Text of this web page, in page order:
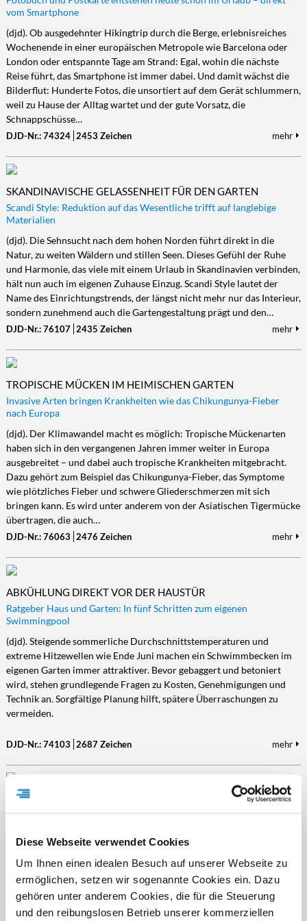
Diese Webseite verwendet Cookies
Um Ihnen einen idealen Besuch auf unserer Webseite zu
ermöglichen, setzen wir sogenannte Cookies ein. Dazu
gehören unter anderem Cookies, die für die Steuerung
und den reibungslosen Betrieb unserer kommerziellen
vom Smartphone
(djd). Ob ausgedehnter Hikingtrip durch die Berge, erlebnisreiches
Wochenende in einer europäischen Metropole wie Barcelona oder
London oder entspannte Tage am Strand: Egal, wohin die nächste
Reise führt, das Smartphone ist immer dabei. Und damit wächst die
Bilderflut: Hunderte Fotos, die unsortiert auf dem Gerät schlummern,
weil zu Hause der Alltag wartet und der gute Vorsatz, die
Schnappschüsse…
DJD-Nr.: 74324 2453 Zeichen mehr
SKANDINAVISCHE GELASSENHEIT FÜR DEN GARTEN
Scandi Style: Reduktion auf das Wesentliche trifft auf langlebige
Materialien
(djd). Die Sehnsucht nach dem hohen Norden führt direkt in die
Natur, zu weiten Wäldern und stillen Seen. Dieses Gefühl der Ruhe
und Harmonie, das viele mit einem Urlaub in Skandinavien verbinden,
hält nun auch im eigenen Zuhause Einzug. Scandi Style lautet der
Name des Einrichtungstrends, der längst nicht mehr nur das Interieur,
sondern zunehmend auch die Gartengestaltung prägt und den…
DJD-Nr.: 76107 2435 Zeichen mehr
TROPISCHE MÜCKEN IM HEIMISCHEN GARTEN
Invasive Arten bringen Krankheiten wie das Chikungunya-Fieber
nach Europa
(djd). Der Klimawandel macht es möglich: Tropische Mückenarten
haben sich in den vergangenen Jahren immer weiter in Europa
ausgebreitet – und dabei auch tropische Krankheiten mitgebracht.
Dazu gehört zum Beispiel das Chikungunya-Fieber, das Symptome
wie plötzliches Fieber und schwere Gliederschmerzen mit sich
bringen kann. Es wird unter anderem von der Asiatischen Tigermücke
übertragen, die auch…
DJD-Nr.: 76063 2476 Zeichen mehr
ABKÜHLUNG DIREKT VOR DER HAUSTÜR
Ratgeber Haus und Garten: In fünf Schritten zum eigenen
Swimmingpool
(djd). Steigende sommerliche Durchschnittstemperaturen und
extreme Hitzewellen wie Ende Juni machen ein Schwimmbecken im
eigenen Garten immer attraktiver. Bevor gebaggert und betoniert
wird, stehen grundlegende Fragen zu Kosten, Genehmigungen und
Technik an. Sorgfältige Planung hilft, spätere Überraschungen zu
vermeiden.
DJD-Nr.: 74103 2687 Zeichen mehr
ENTDECKEN, ERLEBEN, DURCHATMEN
Sachsen: Vielseitiger Aktivurlaub in der Region rund um Chemnitz
(djd). Raus aus dem Alltag, rein in die Bewegung: Die Region rund um
Chemnitz und Zwickau ist wie gemacht für alle, die Natur aktiv
erleben wollen. Ob auf zwei Rädern, zu Fuß, beim Campen oder am
und auf dem Wasser – hier wartet kein Standardprogramm,
stattdessen findet man authentische Erlebnisse unter freiem Himmel.